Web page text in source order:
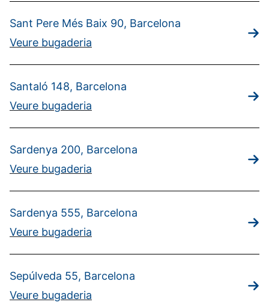
Sant Pere Més Baix 90, Barcelona
Veure bugaderia
Santaló 148, Barcelona
Veure bugaderia
Sardenya 200, Barcelona
Veure bugaderia
Sardenya 555, Barcelona
Veure bugaderia
Sepúlveda 55, Barcelona
Veure bugaderia